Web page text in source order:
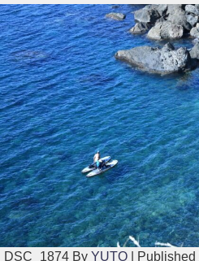
DSC_1874 By YUTO Published